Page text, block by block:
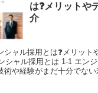
は❓メリットや
介
シャル採用とは❓メリット
シャル採用とは 1-1 エン
術や経験がまだ十分でな